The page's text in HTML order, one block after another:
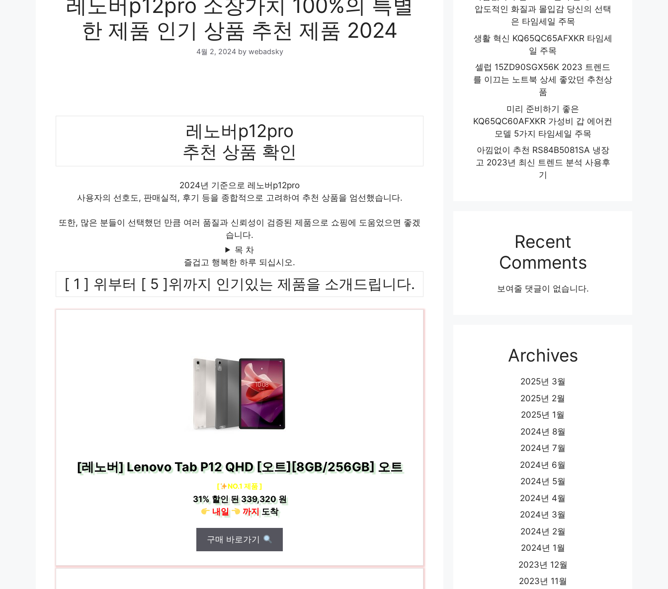
레노버p12pro 소장가치 100%의 특별
한 제품 인기 상품 추천 제품 2024
4월 2, 2024 by webadsky
레노버p12pro
추천 상품 확인
2024년 기준으로 레노버p12pro
사용자의 선호도, 판매실적, 후기 등을 종합적으로 고려하여 추천 상품을 엄선했습니다.
또한, 많은 분들이 선택했던 만큼 여러 품질과 신뢰성이 검증된 제품으로 쇼핑에 도움었으면 좋겠
습니다.
목 차
즐겁고 행복한 하루 되십시오.
[ 1 ] 위부터 [ 5 ]위까지 인기있는 제품을 소개드립니다.
[레노버] Lenovo Tab P12 QHD [오트][8GB/256GB] 오트
[ NO.1 제품 ]
31%할인 된339,320 원
내일
까지도착
구매 바로가기
압도적인 화질과 몰입감 당신의 선택
은 타임세일 주목
생활 혁신 KQ65QC65AFXKR 타임세
일 주목
셀럽 15ZD90SGX56K 2023 트렌드
를 이끄는 노트북 상세 좋았던 추천상
품
미리 준비하기 좋은
KQ65QC60AFXKR 가성비 갑 에어컨
모델 5가지 타임세일 주목
아낌없이 추천 RS84B5081SA 냉장
고 2023년 최신 트렌드 분석 사용후
기
Recent
Comments
보여줄 댓글이 없습니다.
Archives
2025년 3월
2025년 2월
2025년 1월
2024년 8월
2024년 7월
2024년 6월
2024년 5월
2024년 4월
2024년 3월
2024년 2월
2024년 1월
2023년 12월
2023년 11월